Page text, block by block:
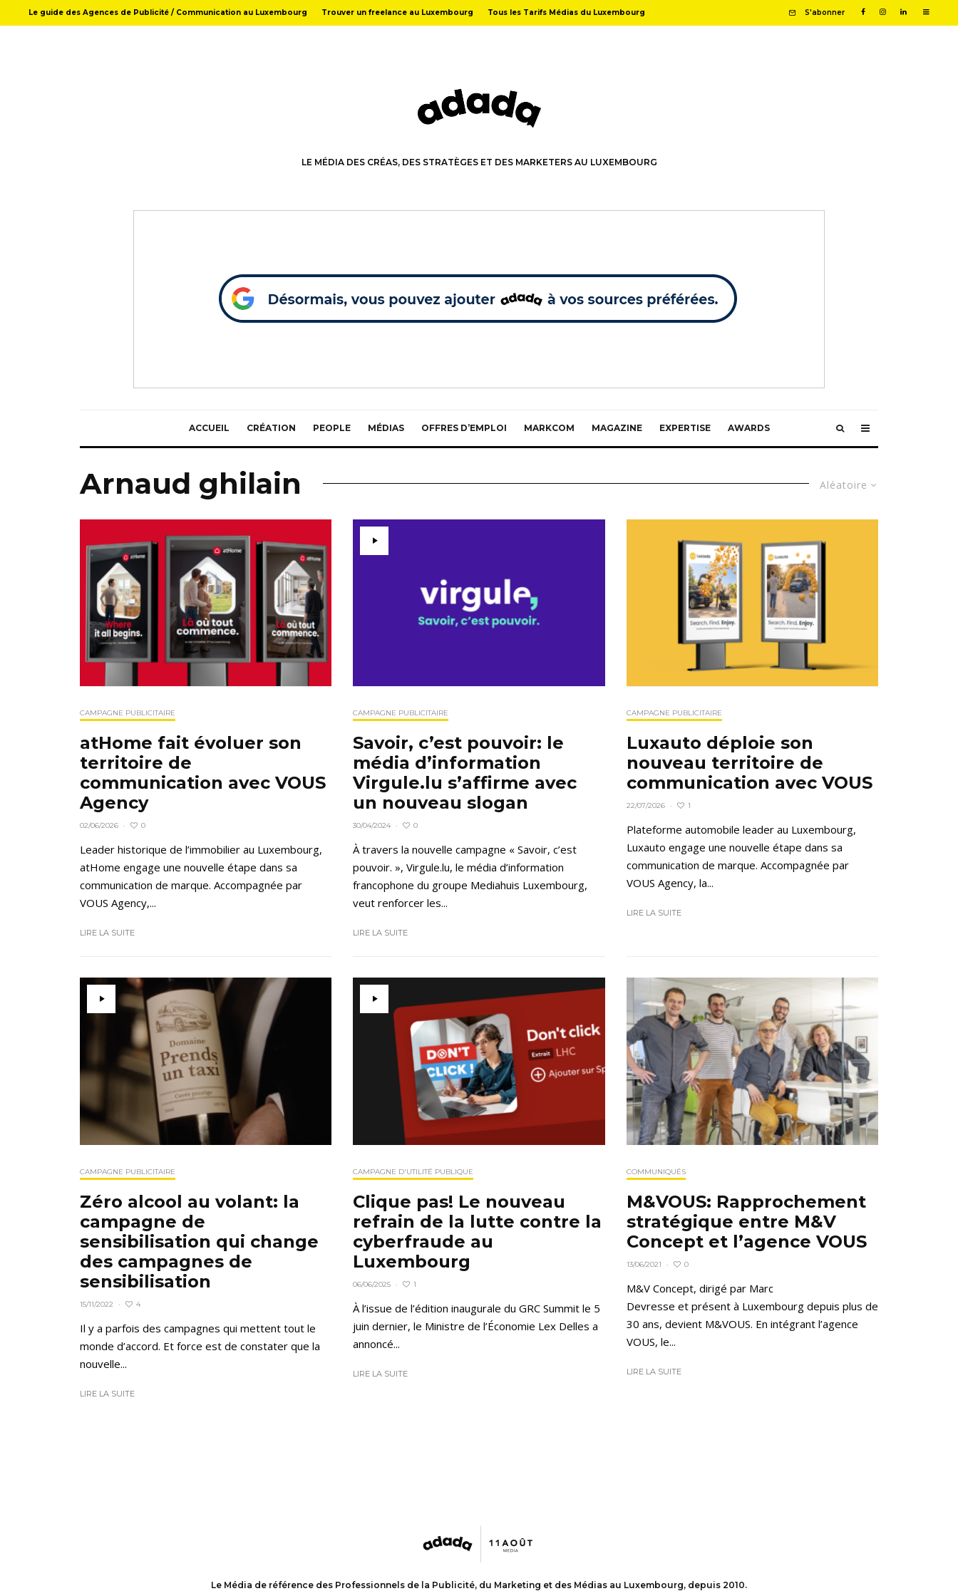
Le guide des Agences de Publicité / Communication au Luxembourg Trouver un freelance au Luxembourg Tous les Tarifs Médias du Luxembourg S'abonner
LE MÉDIA DES CRÉAS, DES STRATÈGES ET DES MARKETERS AU LUXEMBOURG
ACCUEIL CRÉATION PEOPLE MÉDIAS OFFRES D’EMPLOI MARKCOM MAGAZINE EXPERTISE AWARDS
Aléatoire
Arnaud ghilain
CAMPAGNE PUBLICITAIRE
atHome fait évoluer son
territoire de
communication avec VOUS
Agency
02/06/2026 · 0
Leader historique de l’immobilier au Luxembourg,
atHome engage une nouvelle étape dans sa
communication de marque. Accompagnée par
VOUS Agency,...
LIRE LA SUITE
CAMPAGNE PUBLICITAIRE
Savoir, c’est pouvoir: le
média d’information
Virgule.lu s’affirme avec
un nouveau slogan
30/04/2024 · 0
À travers la nouvelle campagne « Savoir, c’est
pouvoir. », Virgule.lu, le média d’information
francophone du groupe Mediahuis Luxembourg,
veut renforcer les...
LIRE LA SUITE
CAMPAGNE PUBLICITAIRE
Luxauto déploie son
nouveau territoire de
communication avec VOUS
22/07/2026 · 1
Plateforme automobile leader au Luxembourg,
Luxauto engage une nouvelle étape dans sa
communication de marque. Accompagnée par
VOUS Agency, la...
LIRE LA SUITE
CAMPAGNE PUBLICITAIRE
Zéro alcool au volant: la
campagne de
sensibilisation qui change
des campagnes de
sensibilisation
15/11/2022 · 4
Il y a parfois des campagnes qui mettent tout le
monde d’accord. Et force est de constater que la
nouvelle...
LIRE LA SUITE
CAMPAGNE D'UTILITÉ PUBLIQUE
Clique pas! Le nouveau
refrain de la lutte contre la
cyberfraude au
Luxembourg
06/06/2025 · 1
À l’issue de l’édition inaugurale du GRC Summit le 5
juin dernier, le Ministre de l’Économie Lex Delles a
annoncé...
LIRE LA SUITE
COMMUNIQUÉS
M&VOUS: Rapprochement
stratégique entre M&V
Concept et l’agence VOUS
13/06/2021 · 0
M&V Concept, dirigé par Marc
Devresse et présent à Luxembourg depuis plus de
30 ans, devient M&VOUS. En intégrant l’agence
VOUS, le...
LIRE LA SUITE
Le Média de référence des Professionnels de la Publicité, du Marketing et des Médias au Luxembourg, depuis 2010.